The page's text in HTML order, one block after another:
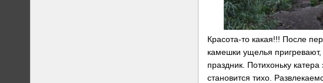
Красота-то какая!!! После
камешки ущелья
праздник. Потихоньку
становится тихо.